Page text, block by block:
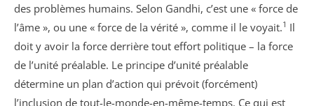
des problèmes humains. Selon Gandhi, c’est une « force de
l’âme », ou une « force de la vérité », comme il le voyait.1 Il
doit y avoir la force derrière tout effort politique – la force
de l’unité préalable. Le principe d’unité préalable
détermine un plan d’action qui prévoit (forcément)
l’inclusion de tout-le-monde-en-même-temps. Ce qui est